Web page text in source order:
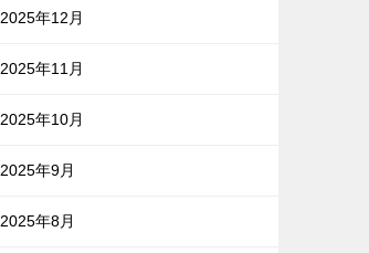
2025年12月
2025年11月
2025年10月
2025年9月
2025年8月